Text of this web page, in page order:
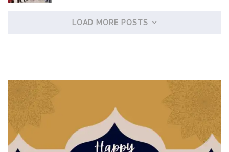
LOAD MORE POSTS